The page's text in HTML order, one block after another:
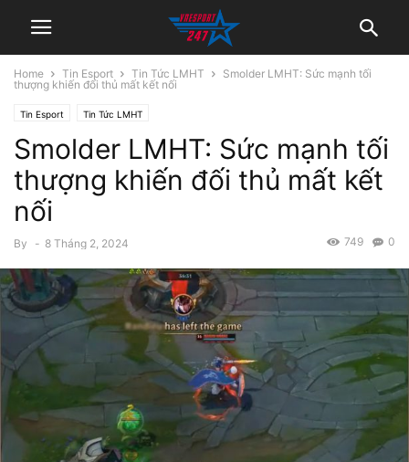
Home Tin Esport Tin Tức LMHT
Smolder LMHT: Sức mạnh tối
thượng khiến đối thủ mất kết nối
Tin Esport Tin Tức LMHT
Smolder LMHT: Sức mạnh tối
thượng khiến đối thủ mất kết
nối
By - 8 Tháng 2, 2024 0
749